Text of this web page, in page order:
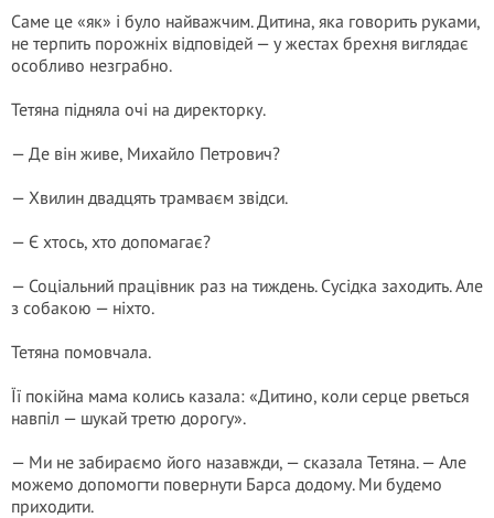
Саме це «як» і було найважчим. Дитина, яка говорить руками,
не терпить порожніх відповідей — у жестах брехня виглядає
особливо незграбно.
Тетяна підняла очі на директорку.
— Де він живе, Михайло Петрович?
— Хвилин двадцять трамваєм звідси.
— Є хтось, хто допомагає?
— Соціальний працівник раз на тиждень. Сусідка заходить. Але
з собакою — ніхто.
Тетяна помовчала.
Її покійна мама колись казала: «Дитино, коли серце рветься
навпіл — шукай третю дорогу».
— Ми не забираємо його назавжди, — сказала Тетяна. — Але
можемо допомогти повернути Барса додому. Ми будемо
приходити.